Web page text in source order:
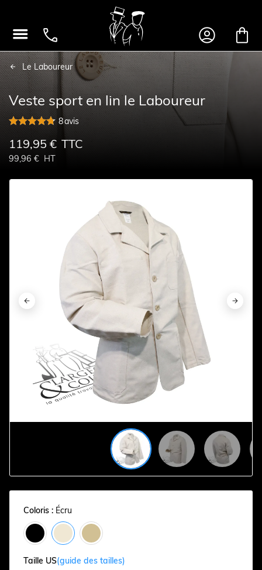
   
Le Laboureur
Veste sport en lin le Laboureur
8avis
119,95 € TTC
99,96 € HT
 
 
 
 
 
Coloris : Écru
Taille US(guide des tailles)